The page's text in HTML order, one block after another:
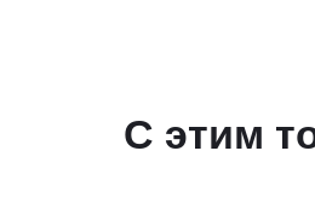
С этим